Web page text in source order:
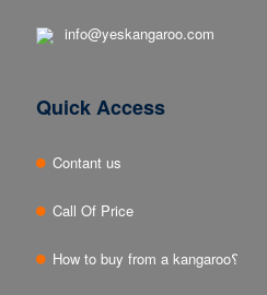
info@yeskangaroo.com
Quick Access
Contant us
Call Of Price
How to buy from a kangaroo؟